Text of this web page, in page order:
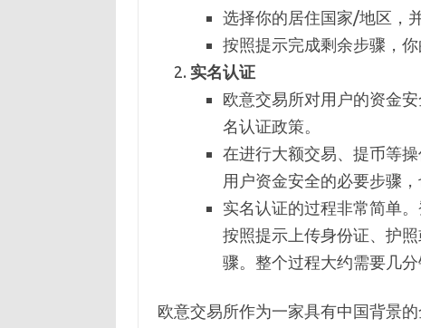
选择你的居住国家/地区，
按照提示完成剩余步骤，
实名认证
欧意交易所对用户的资金
名认证政策。
在进行大额交易、提币等
用户资金安全的必要步骤
实名认证的过程非常简单
按照提示上传身份证、护
骤。整个过程大约需要几分
欧意交易所作为一家具有中国背景